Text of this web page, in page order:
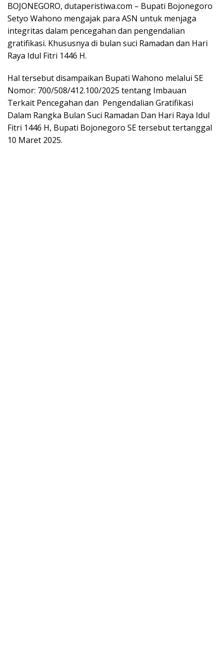
BOJONEGORO, dutaperistiwa.com – Bupati Bojonegoro
Setyo Wahono mengajak para ASN untuk menjaga
integritas dalam pencegahan dan pengendalian
gratifikasi. Khususnya di bulan suci Ramadan dan Hari
Raya Idul Fitri 1446 H.
Hal tersebut disampaikan Bupati Wahono melalui SE
Nomor: 700/508/412.100/2025 tentang Imbauan
Terkait Pencegahan dan Pengendalian Gratifikasi
Dalam Rangka Bulan Suci Ramadan Dan Hari Raya Idul
Fitri 1446 Η, Bupati Bojonegoro SE tersebut tertanggal
10 Maret 2025.